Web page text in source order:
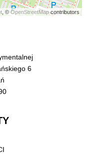
, ©OpenStreetMapcontributors
6